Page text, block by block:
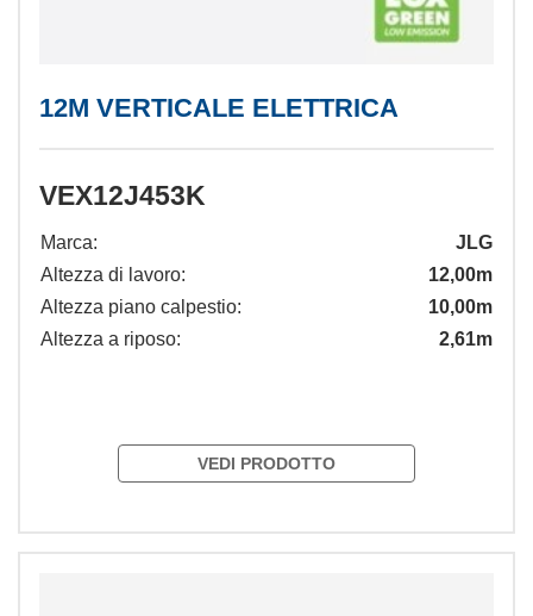
12M VERTICALE ELETTRICA
VEX12J453K
Marca:
JLG
Altezza di lavoro:
12,00m
Altezza piano calpestio:
10,00m
Altezza a riposo:
2,61m
VEDI PRODOTTO